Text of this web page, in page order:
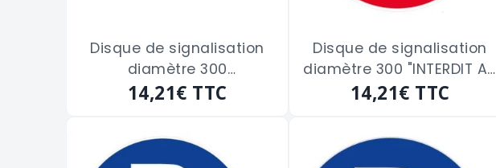
Disque de signalisation
diamètre 300
"INTERDICTION DE
14,21€ TTC
Disque de signalisation
diamètre 300 "INTERDIT AU
PUBLIC"
14,21€ TTC